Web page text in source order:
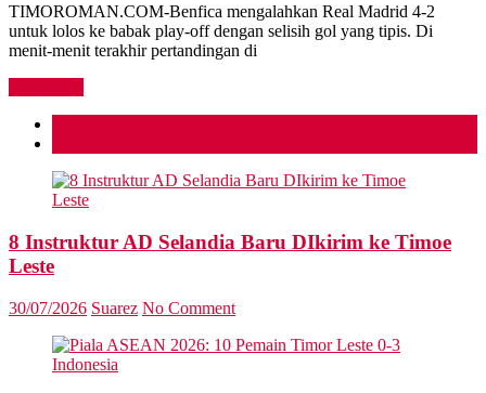
TIMOROMAN.COM-Benfica mengalahkan Real Madrid 4-2
untuk lolos ke babak play-off dengan selisih gol yang tipis. Di
menit-menit terakhir pertandingan di
8 Instruktur AD Selandia Baru DIkirim ke Timoe
Leste
30/07/2026 Suarez No Comment